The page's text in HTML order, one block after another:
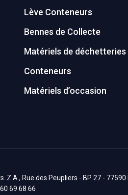
Lève Conteneurs
Bennes de Collecte
Matériels de déchetteries
Conteneurs
Matériels d’occasion
Rue des Peupliers - BP 27 -
60 69 68 66